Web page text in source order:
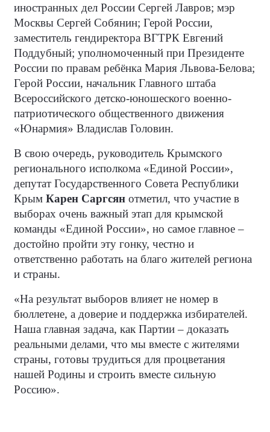
иностранных дел России Сергей Лавров; мэр
Москвы Сергей Собянин; Герой России,
заместитель гендиректора ВГТРК Евгений
Поддубный; уполномоченный при Президенте
России по правам ребёнка Мария Львова-Белова;
Герой России, начальник Главного штаба
Всероссийского детско-юношеского военно-
патриотического общественного движения
«Юнармия» Владислав Головин.
В свою очередь, руководитель Крымского
регионального исполкома «Единой России»,
депутат Государственного Совета Республики
Крым Карен Саргсян отметил, что участие в
выборах очень важный этап для крымской
команды «Единой России», но самое главное –
достойно пройти эту гонку, честно и
ответственно работать на благо жителей региона
и страны.
«На результат выборов влияет не номер в
бюллетене, а доверие и поддержка избирателей.
Наша главная задача, как Партии – доказать
реальными делами, что мы вместе с жителями
страны, готовы трудиться для процветания
нашей Родины и строить вместе сильную
Россию».